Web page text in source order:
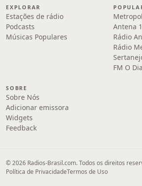
EXPLORAR
Estações de rádio
Podcasts
Músicas Populares
Antena 1
Rádio
Rádio
FM O Dia
SOBRE
Sobre Nós
Adicionar emissora
Widgets
Feedback
© 2026 Radios-Brasil.com. Todos os direitos
Política de PrivacidadeTermos de Uso